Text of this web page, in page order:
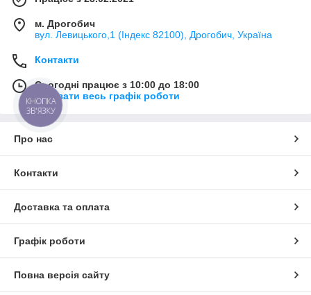
м. Дрогобич
вул. Левицького,1 (Індекс 82100), Дрогобич, Україна
Контакти
Сьогодні працює з 10:00 до 18:00
Показати весь графік роботи
Про нас
Контакти
Доставка та оплата
Графік роботи
Повна версія сайту
КНОПКА
ЗВ'ЯЗКУ